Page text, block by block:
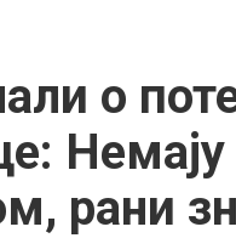
о
Немају
рани